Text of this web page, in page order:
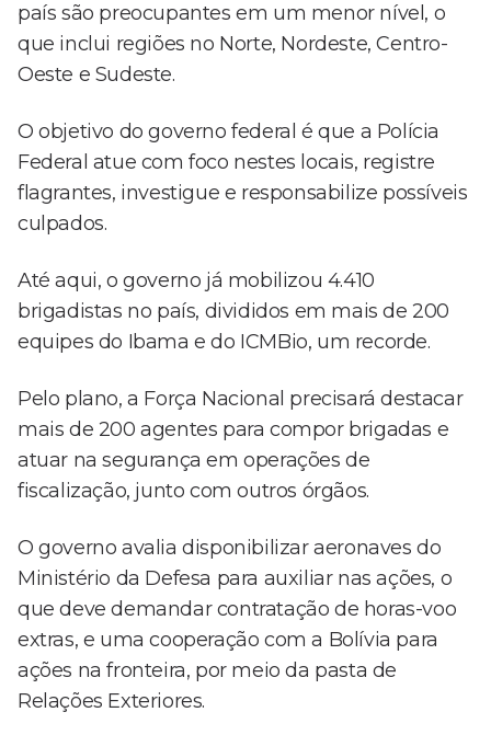
país são preocupantes em um menor nível, o
que inclui regiões no Norte, Nordeste, Centro-
Oeste e Sudeste.
O objetivo do governo federal é que a Polícia
Federal atue com foco nestes locais, registre
flagrantes, investigue e responsabilize possíveis
culpados.
Até aqui, o governo já mobilizou 4.410
brigadistas no país, divididos em mais de 200
equipes do Ibama e do ICMBio, um recorde.
Pelo plano, a Força Nacional precisará destacar
mais de 200 agentes para compor brigadas e
atuar na segurança em operações de
fiscalização, junto com outros órgãos.
O governo avalia disponibilizar aeronaves do
Ministério da Defesa para auxiliar nas ações, o
que deve demandar contratação de horas-voo
extras, e uma cooperação com a Bolívia para
ações na fronteira, por meio da pasta de
Relações Exteriores.